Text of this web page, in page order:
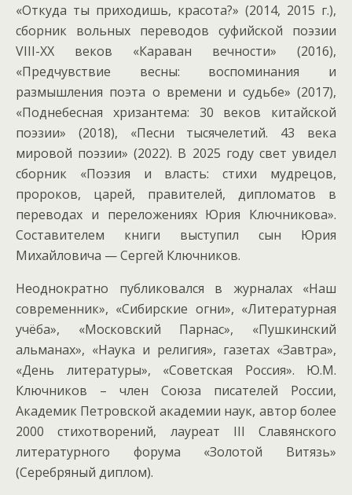
«Откуда ты приходишь, красота?» (2014, 2015 г.),
сборник вольных переводов суфийской поэзии
VIII-XX веков «Караван вечности» (2016),
«Предчувствие весны: воспоминания и
размышления поэта о времени и судьбе» (2017),
«Поднебесная хризантема: 30 веков китайской
поэзии» (2018), «Песни тысячелетий. 43 века
мировой поэзии» (2022). В 2025 году свет увидел
сборник «Поэзия и власть: стихи мудрецов,
пророков, царей, правителей, дипломатов в
переводах и переложениях Юрия Ключникова».
Соcтавителем книги выступил сын Юрия
Михайловича — Сергей Ключников.
Неоднократно публиковался в журналах «Наш
современник», «Сибирские огни», «Литературная
учёба», «Московский Парнас», «Пушкинский
альманах», «Наука и религия», газетах «Завтра»,
«День литературы», «Советская Россия». Ю.М.
Ключников – член Союза писателей России,
Академик Петровской академии наук, автор более
2000 стихотворений, лауреат III Славянского
литературного форума «Золотой Витязь»
(Серебряный диплом).